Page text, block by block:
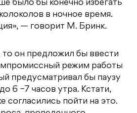
было бы конечно избегать
в ночное время.
— говорит М. Бринк.
то он предложил бы ввести
режим работы
предусматривал бы паузу
6 −7 часов утра. Кстати,
согласились пойти на это.